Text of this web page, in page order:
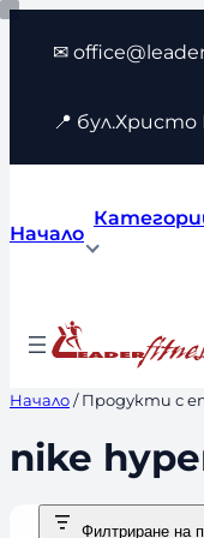
Към
съдържанието
✉
📍
Начало
Начало/ Продукти с
nike
Филтриране на